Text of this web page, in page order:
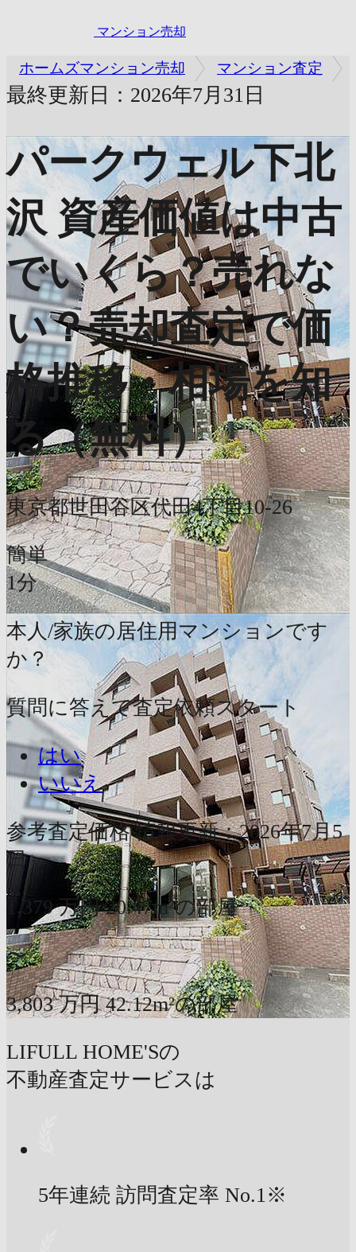
マンション売却
ホームズマンション売却 マンション査定
最終更新日：2026年7月31日
パークウェル下北
沢 資産価値は中古
でいくら？売れな
い？売却査定で価
格推移・相場を知
る（無料）
東京都世田谷区代田4丁目10-26
簡単
1分
本人/家族の居住用マンションです
か？
質問に答えて査定依頼スタート
はい
いいえ
参考査定価格 情報更新：2026年7月5
日
1,379 万円 20.47m²の部屋
〜
3,803 万円 42.12m²の部屋
LIFULL HOME'Sの
不動産査定サービスは
5年連続 訪問査定率 No.1※